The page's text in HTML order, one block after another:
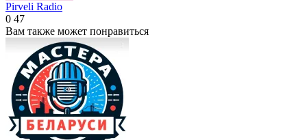
Pirveli Radio
0 47
Вам также может понравиться